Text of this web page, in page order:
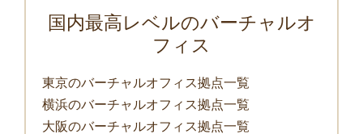
国内最高レベルのバーチャルオ
フィス
東京のバーチャルオフィス拠点一覧
横浜のバーチャルオフィス拠点一覧
大阪のバーチャルオフィス拠点一覧